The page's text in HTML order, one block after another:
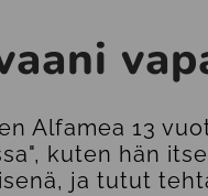
Alfamea 13
kuten hän
ja tutut